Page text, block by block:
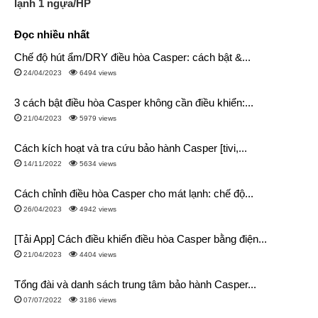
lạnh 1 ngựa/HP
Đọc nhiều nhất
Chế độ hút ẩm/DRY điều hòa Casper: cách bật &...
24/04/2023 6494 views
3 cách bật điều hòa Casper không cần điều khiển:...
21/04/2023 5979 views
Cách kích hoạt và tra cứu bảo hành Casper [tivi,...
14/11/2022 5634 views
Cách chỉnh điều hòa Casper cho mát lạnh: chế độ...
26/04/2023 4942 views
[Tải App] Cách điều khiển điều hòa Casper bằng điện...
21/04/2023 4404 views
Tổng đài và danh sách trung tâm bảo hành Casper...
07/07/2022 3186 views